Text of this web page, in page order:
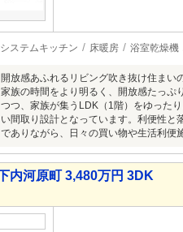
システムキッチン 床暖房 浴室乾燥機
開放感あふれるリビング吹き抜け住まい
家族の時間をより明るく、開放感たっぷ
つつ、家族が集うLDK（1階）をゆった
い間取り設計となっています。利便性と
でありながら、日々の買い物や生活利便
内河原町 3,480万円 3DK